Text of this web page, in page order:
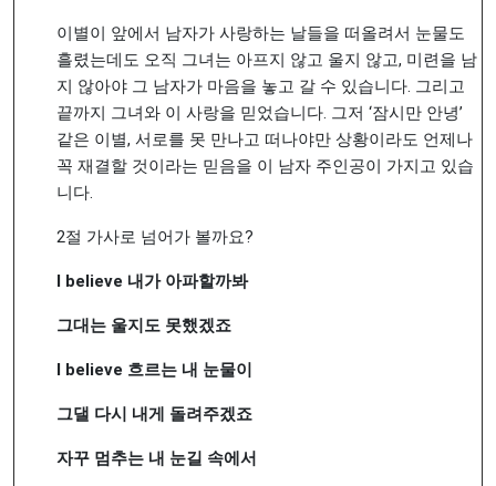
이별이 앞에서 남자가 사랑하는 날들을 떠올려서 눈물도
흘렸는데도 오직 그녀는 아프지 않고 울지 않고, 미련을 남
지 않아야 그 남자가 마음을 놓고 갈 수 있습니다. 그리고
끝까지 그녀와 이 사랑을 믿었습니다. 그저 ‘잠시만 안녕’
같은 이별, 서로를 못 만나고 떠나야만 상황이라도 언제나
꼭 재결할 것이라는 믿음을 이 남자 주인공이 가지고 있습
니다.
2절 가사로 넘어가 볼까요?
I believe 내가 아파할까봐
그대는 울지도 못했겠죠
I believe 흐르는 내 눈물이
그댈 다시 내게 돌려주겠죠
자꾸 멈추는 내 눈길 속에서